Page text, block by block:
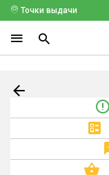
Точки выдачи